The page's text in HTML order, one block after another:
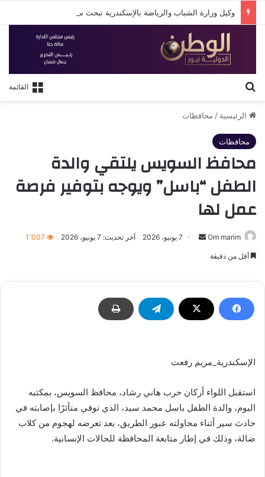
القائمة
الرئيسية / محافظات
محافظات
محافظ السويس يلتقي والدة
الطفل “باسل” ويوجه بتوفير فرصة
عمل لها
Om marim
أرسل 7 يونيو، 2026 آخر تحديث: 7 يونيو، 2026 1٬007
أقل من دقيقة
الإسكندرية_مريم رفعت
استقبل اللواء أركان حرب هاني رشاد، محافظ السويس، بمكتبه
اليوم، والدة الطفل باسل محمد سيد، الذي توفي متأثرًا بإصابته في
حادث سير أثناء محاولته عبور الطريق، بعد تعرضه لهجوم من كلاب
ضالة، وذلك في إطار متابعة المحافظة للحالات الإنسانية.